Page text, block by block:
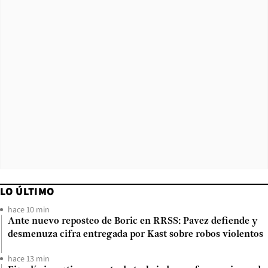
LO ÚLTIMO
hace 10 min
Ante nuevo reposteo de Boric en RRSS: Pavez defiende y
desmenuza cifra entregada por Kast sobre robos violentos
hace 13 min